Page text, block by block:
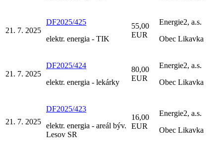
21. 7. 2025
DF2025/425
elektr. energia - TIK
55,00
EUR
Energie2, a.s.
Obec Likavka
21. 7. 2025
DF2025/424
elektr. energia - lekárky
80,00
EUR
Energie2, a.s.
Obec Likavka
21. 7. 2025
DF2025/423
elektr. energia - areál býv.
Lesov SR
16,00
EUR
Energie2, a.s.
Obec Likavka